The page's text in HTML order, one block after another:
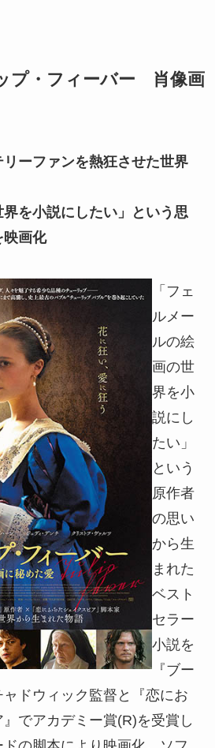
プ・フィーバー 肖像画
ーファンを熱狂させた世界
界を小説にしたい」という思
映画化
「フェ
ルメー
ルの絵
画の世
界を小
説にし
たい」
という
原作者
の思い
から生
まれた
ベスト
セラー
小説を
『ブー
ドウィック監督と『恋にお
でアカデミー賞(R)を受賞し